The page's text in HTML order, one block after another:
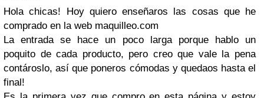
Hola chicas! Hoy quiero enseñaros las cosas que he
comprado en la web maquilleo.com
La entrada se hace un poco larga porque hablo un
poquito de cada producto, pero creo que vale la pena
contároslo, así que poneros cómodas y quedaos hasta el
final!